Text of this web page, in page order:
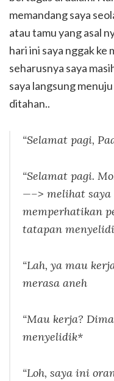
memandang saya
atau tamu yang asal
hari ini saya nggak ke
seharusnya saya
saya langsung
ditahan..
“Selamat pagi,
“Selamat pagi.
—–> melihat saya
memperhatikan
tatapan
“Lah, ya mau
merasa aneh
“Mau kerja?
menyelidik*
“Loh, saya ini